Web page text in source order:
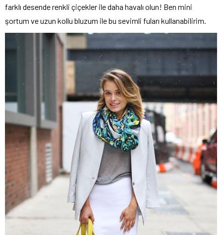
farklı desende renkli çiçekler ile daha havalı olun! Ben mini
şortum ve uzun kollu bluzum ile bu sevimli fuları kullanabilirim.